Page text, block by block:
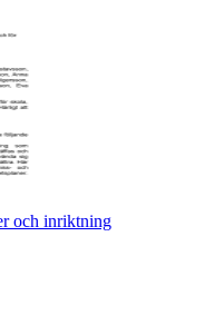
och inriktning